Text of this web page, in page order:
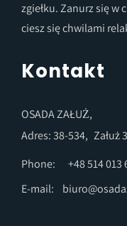
zgiełku. Zanurz się w
ciesz się chwilami
Kontakt
OSADA ZAŁUŻ,
Adres: 38-534, Załuż 3
Phone:
+48 514 013
E-mail: